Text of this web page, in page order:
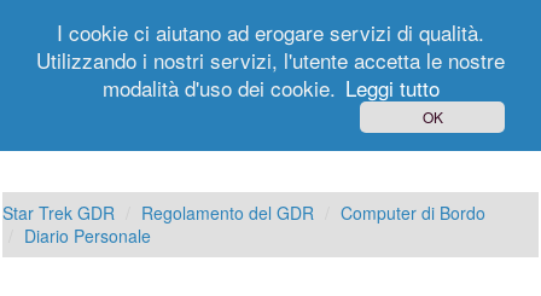
Registrati
Star Trek GDR Regolamento del GDR
Computer di Bordo
Diario Personale
I cookie ci aiutano ad erogare servizi di qualità.
Utilizzando i nostri servizi, l'utente accetta le nostre
modalità d'uso dei cookie. Leggi tutto
OK